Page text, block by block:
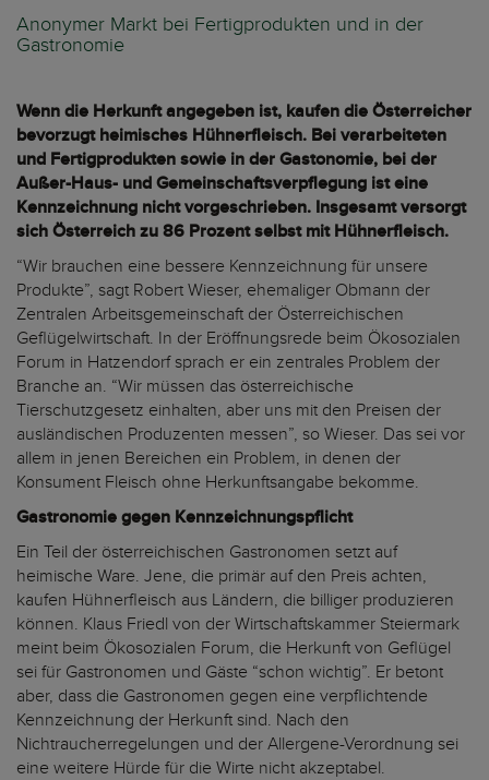
Anonymer Markt bei Fertigprodukten und in der
Gastronomie
Wenn die Herkunft angegeben ist, kaufen die Österreicher
bevorzugt heimisches Hühnerfleisch. Bei verarbeiteten
und Fertigprodukten sowie in der Gastonomie, bei der
Außer-Haus- und Gemeinschaftsverpflegung ist eine
Kennzeichnung nicht vorgeschrieben. Insgesamt versorgt
sich Österreich zu 86 Prozent selbst mit Hühnerfleisch.
“Wir brauchen eine bessere Kennzeichnung für unsere
Produkte”, sagt Robert Wieser, ehemaliger Obmann der
Zentralen Arbeitsgemeinschaft der Österreichischen
Geflügelwirtschaft. In der Eröffnungsrede beim Ökosozialen
Forum in Hatzendorf sprach er ein zentrales Problem der
Branche an. “Wir müssen das österreichische
Tierschutzgesetz einhalten, aber uns mit den Preisen der
ausländischen Produzenten messen”, so Wieser. Das sei vor
allem in jenen Bereichen ein Problem, in denen der
Konsument Fleisch ohne Herkunftsangabe bekomme.
Gastronomie gegen Kennzeichnungspflicht
Ein Teil der österreichischen Gastronomen setzt auf
heimische Ware. Jene, die primär auf den Preis achten,
kaufen Hühnerfleisch aus Ländern, die billiger produzieren
können. Klaus Friedl von der Wirtschaftskammer Steiermark
meint beim Ökosozialen Forum, die Herkunft von Geflügel
sei für Gastronomen und Gäste “schon wichtig”. Er betont
aber, dass die Gastronomen gegen eine verpflichtende
Kennzeichnung der Herkunft sind. Nach den
Nichtraucherregelungen und der Allergene-Verordnung sei
eine weitere Hürde für die Wirte nicht akzeptabel.